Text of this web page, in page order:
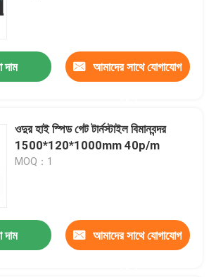
দাম আমাদের সাথে যোগাযোগ
ওদুর হাই স্পিড গেট টার্নস্টাইল বিমানবন্দর
1500*120*1000mm 40p/m
MOQ：1
দাম আমাদের সাথে যোগাযোগ